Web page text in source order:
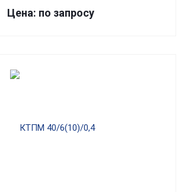
Цена: по запросу